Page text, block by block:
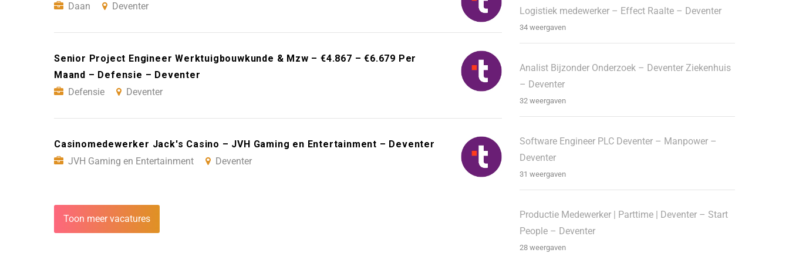
Daan Deventer
Senior Project Engineer Werktuigbouwkunde & Mzw – €4.867 – €6.679 Per
Maand – Defensie – Deventer
Defensie
Deventer
Casinomedewerker Jack's Casino – JVH Gaming en Entertainment – Deventer
JVH Gaming en Entertainment
Deventer
Toon meer vacatures
Logistiek medewerker – Effect Raalte – Deventer
34 weergaven
Analist Bijzonder Onderzoek – Deventer Ziekenhuis
– Deventer
32 weergaven
Software Engineer PLC Deventer – Manpower –
Deventer
31 weergaven
Productie Medewerker | Parttime | Deventer – Start
People – Deventer
28 weergaven